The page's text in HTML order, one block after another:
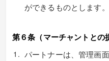
ができるものとします。
第６条（マーチャントとの
パートナーは、管理画